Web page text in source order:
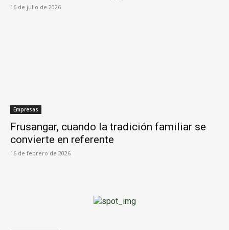
16 de julio de 2026
Empresas
Frusangar, cuando la tradición familiar se
convierte en referente
16 de febrero de 2026